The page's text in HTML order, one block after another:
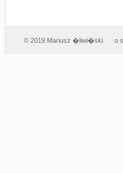
© 2019 Mariusz �liwi�ski o